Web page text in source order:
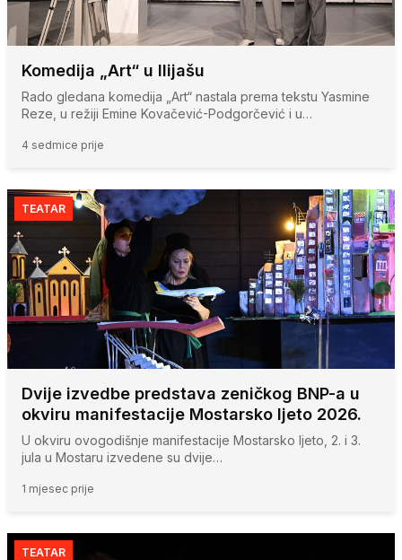
Komedija „Art“ u Ilijašu
Rado gledana komedija „Art“ nastala prema tekstu Yasmine
Reze, u režiji Emine Kovačević-Podgorčević i u…
4 sedmice prije
TEATAR
Dvije izvedbe predstava zeničkog BNP-a u
okviru manifestacije Mostarsko ljeto 2026.
U okviru ovogodišnje manifestacije Mostarsko ljeto, 2. i 3.
jula u Mostaru izvedene su dvije…
1 mjesec prije
TEATAR